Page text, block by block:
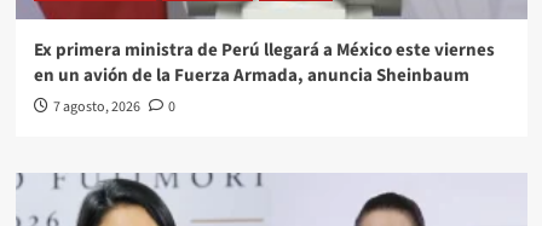
Ex primera ministra de Perú llegará a México este viernes
en un avión de la Fuerza Armada, anuncia Sheinbaum
7 agosto, 2026 0